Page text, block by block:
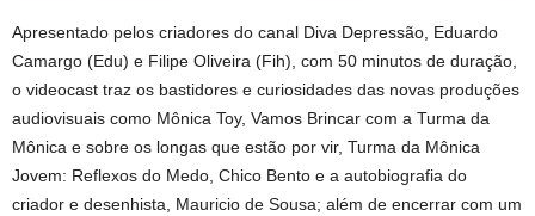
Apresentado pelos criadores do canal Diva Depressão, Eduardo
Camargo (Edu) e Filipe Oliveira (Fih), com 50 minutos de duração,
o videocast traz os bastidores e curiosidades das novas produções
audiovisuais como Mônica Toy, Vamos Brincar com a Turma da
Mônica e sobre os longas que estão por vir, Turma da Mônica
Jovem: Reflexos do Medo, Chico Bento e a autobiografia do
criador e desenhista, Mauricio de Sousa; além de encerrar com um